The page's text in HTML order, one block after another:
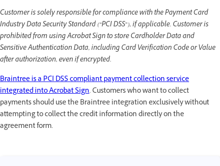
Customer is solely responsible for compliance with the Payment Card
Industry Data Security Standard (“PCI DSS”), if applicable. Customer is
prohibited from using Acrobat Sign to store Cardholder Data and
Sensitive Authentication Data, including Card Verification Code or Value
after authorization, even if encrypted.
Braintree is a PCI DSS compliant payment collection service
integrated into Acrobat Sign. Customers who want to collect
payments should use the Braintree integration exclusively without
attempting to collect the credit information directly on the
agreement form.